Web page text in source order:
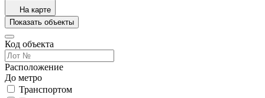
На карте
Показать объекты
Код объекта
Расположение
До метро
Транспортом